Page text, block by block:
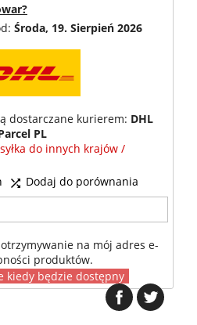
Środa, 19. Sierpień 2026
dostarczane kurierem: DHL
PL
do innych krajów /
 Dodaj do porównania
na mój adres e-
produktów.
kiedy będzie dostępny